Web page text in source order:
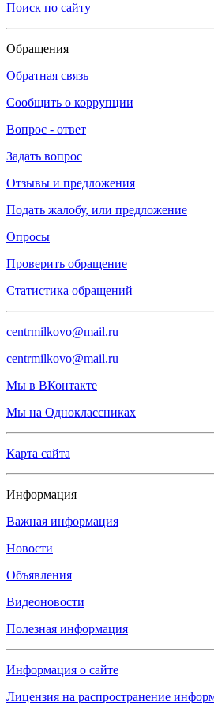
Поиск по сайту
Обращения
Обратная связь
Сообщить о коррупции
Вопрос - ответ
Задать вопрос
Отзывы и предложения
Подать жалобу, или предложение
Опросы
Проверить обращение
Статистика обращений
centrmilkovo@mail.ru
centrmilkovo@mail.ru
Мы в ВКонтакте
Мы на Одноклассниках
Карта сайта
Информация
Важная информация
Новости
Объявления
Видеоновости
Полезная информация
Информация о сайте
Лицензия на распространение